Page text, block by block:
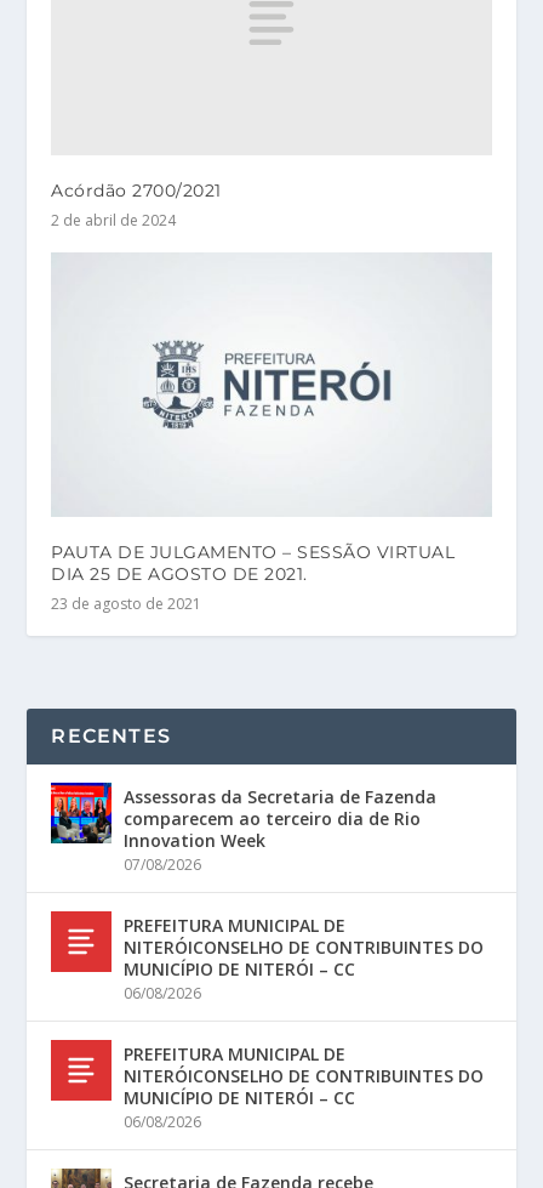
Acórdão 2700/2021
2 de abril de 2024
PAUTA DE JULGAMENTO – SESSÃO VIRTUAL
DIA 25 DE AGOSTO DE 2021.
23 de agosto de 2021
RECENTES
Assessoras da Secretaria de Fazenda
comparecem ao terceiro dia de Rio
Innovation Week
07/08/2026
PREFEITURA MUNICIPAL DE
NITERÓICONSELHO DE CONTRIBUINTES DO
MUNICÍPIO DE NITERÓI – CC
06/08/2026
PREFEITURA MUNICIPAL DE
NITERÓICONSELHO DE CONTRIBUINTES DO
MUNICÍPIO DE NITERÓI – CC
06/08/2026
Secretaria de Fazenda recebe